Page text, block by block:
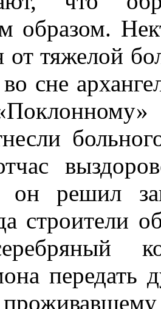
образом.
от тяжелой
сне
он решил
строители
передать